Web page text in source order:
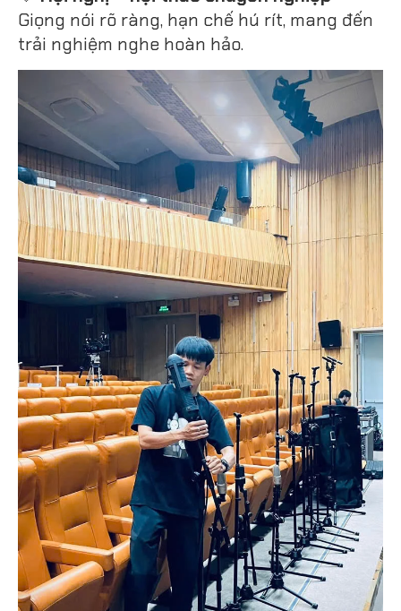
Giọng nói rõ ràng, hạn chế hú rít, mang đến
trải nghiệm nghe hoàn hảo.